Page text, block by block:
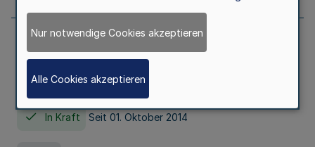
Gesetz über die Hochschulen des Landes
Nordrhein-Westfalen (Hochschulgesetz -
HG)
In Kraft Seit 01. Oktober 2014
Nur notwendige Cookies akzeptieren
Alle Cookies akzeptieren